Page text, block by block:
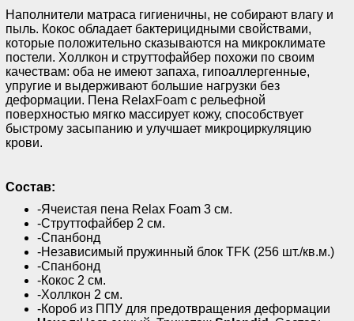
Наполнители матраса гигиеничны, не собирают влагу и
пыль. Кокос обладает бактерицидными свойствами,
которые положительно сказываются на микроклимате
постели. Холлкон и струттофайбер похожи по своим
качествам: оба не имеют запаха, гипоаллергенные,
упругие и выдерживают большие нагрузки без
деформации. Пена RelaxFoam с рельефной
поверхностью мягко массирует кожу, способствует
быстрому засыпанию и улучшает микроциркуляцию
крови.
Состав:
-Ячеистая пена Relax Foam 3 см.
-Струттофайбер 2 см.
-Спанбонд
-Независимый пружинный блок TFK (256 шт./кв.м.)
-Спанбонд
-Кокос 2 см.
-Холлкон 2 см.
-Короб из ППУ для предотвращения деформации